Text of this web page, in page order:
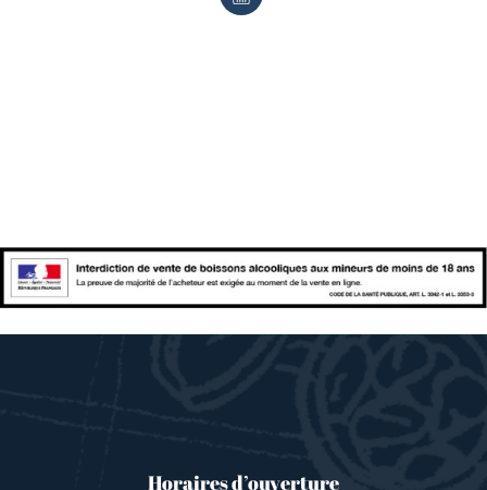
Horaires d’ouverture